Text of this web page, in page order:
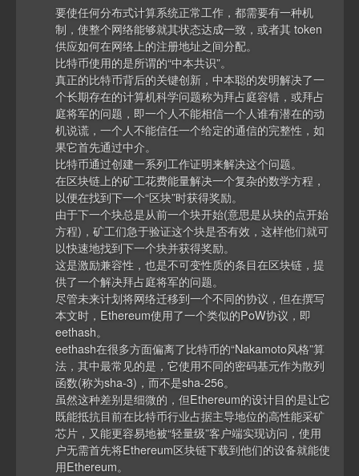
要使任何分布式计算系统正常工作，都需要有一种机
制，使整个网络能够就其状态达成一致，或者其 token
供应如何在网络上的注册地址之间分配。
比特币使用的是所谓的“中本共识”。
真正的比特币背后的关键创新，中本聪的发明解决了一
个长期存在的计算机科学问题称为拜占庭容错，或拜占
庭将军的问题，即一个人不能相信一个人谁有潜在的动
机说谎，一个人不能信任一个给定的通信的完整性，如
果它首先通过中介。
比特币通过创建一系列工作证明来解决这个问题。
在区块链上的矿工花费能量解决一个复杂的数学方程，
以便在找到下一个“区块”时获得奖励。
由于下一个块总是从前一个块开始(意思是从块的点开始
方程)，矿工们急于验证这个块是否有效，这样他们就可
以快速地找到下一个块并获得奖励。
这是激励兼容性，也是不可变性质的条目在区块链，提
供了一个解决拜占庭将军的问题。
尽管未来计划将网络迁移到一个不同的协议，但在撰写
本文时，Ethereum使用了一个类似的PoW协议，即
eethash。
eethash在很多方面偏离了比特币的“Nakamoto风格”算
法，其中最常见的是，它使用不同的密码基元作为散列
函数(称为sha-3)，而不是sha-256。
虽然这种差别是细微的，但Ethereum的设计目的是让它
既能抵抗目前在比特币行业占据主导地位的高性能采矿
芯片，又能更容易地被“轻量级”客户端实现访问，使用
户无需首先将Ethereum区块链下载到他们的设备就能使
用Ethereum。